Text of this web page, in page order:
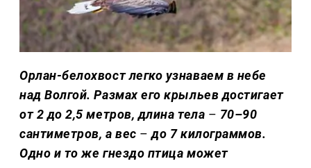
Орлан-белохвост легко узнаваем в небе
над Волгой. Размах его крыльев достигает
от 2 до 2,5 метров, длина тела – 70–90
сантиметров, а вес – до 7 килограммов.
Одно и то же гнездо птица может